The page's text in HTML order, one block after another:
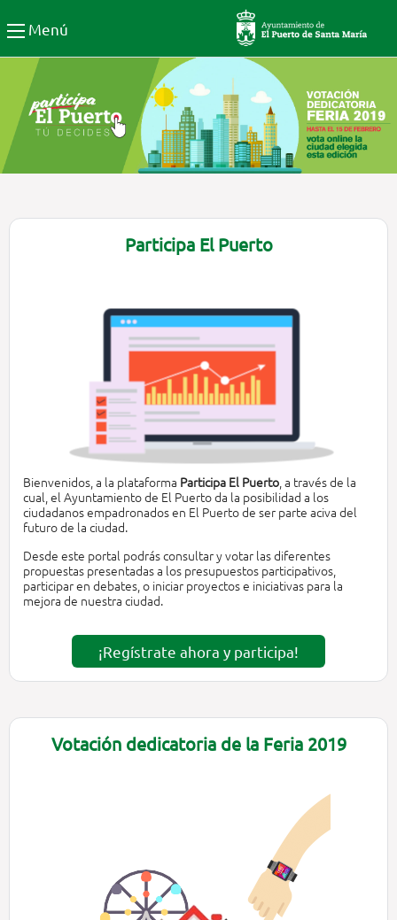
Participa El Puerto de Santa
Menú
Participa El Puerto
Bienvenidos, a la plataforma Participa El Puerto , a través de la
cual, el Ayuntamiento de El Puerto da la posibilidad a los
ciudadanos empadronados en El Puerto de ser parte aciva del
futuro de la ciudad.
Desde este portal podrás consultar y votar las diferentes
propuestas presentadas a los presupuestos participativos,
participar en debates, o iniciar proyectos e iniciativas para la
mejora de nuestra ciudad.
¡Regístrate ahora y participa!
Votación dedicatoria de la Feria 2019